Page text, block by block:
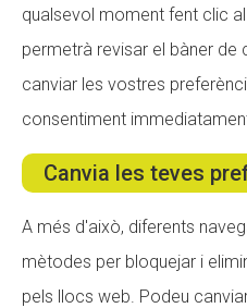
qualsevol moment fent clic
permetrà revisar el bàner de
canviar les vostres
consentiment
Canvia les teves
A més d'això, diferents
mètodes per bloquejar i
pels llocs web. Podeu
Xarxes socials
COL·LABORA
Fes voluntariat
Fes un donatiu